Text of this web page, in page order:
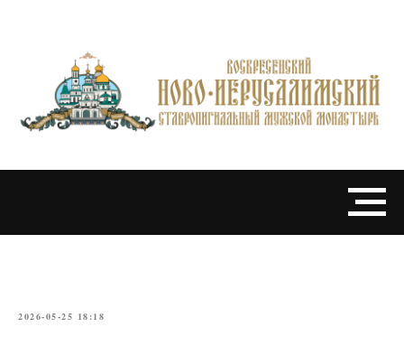
2026-05-25 18:18